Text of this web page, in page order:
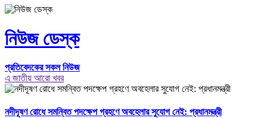
নিউজ ডেস্ক
প্রতিবেদকের সকল নিউজ
এ জাতীয় আরো খবর
নদীদূষণ রোধে সমন্বিত পদক্ষেপ গ্রহণে অবহেলার সুযোগ নেই: প্রধানমন্ত্রী